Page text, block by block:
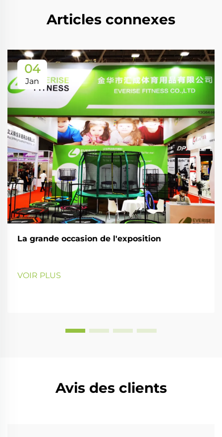
Articles connexes
04
Jan
La grande occasion de l'exposition
VOIR PLUS
Avis des clients